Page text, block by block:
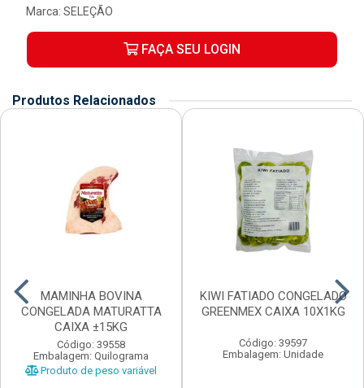
Marca: SELEÇÃO
FAÇA SEU LOGIN
Produtos Relacionados
MAMINHA BOVINA
CONGELADA MATURATTA
CAIXA ±15KG
Código: 39558
Embalagem: Quilograma
Produto de peso variável
KIWI FATIADO CONGELADO
GREENMEX CAIXA 10X1KG
Código: 39597
Embalagem: Unidade